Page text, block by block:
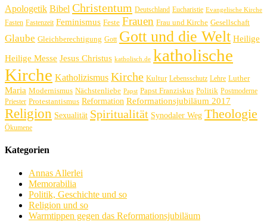
Apologetik Bibel Christentum Deutschland Eucharistie Evangelische Kirche
Fasten Fastenzeit Feminismus Feste Frauen Frau und Kirche Gesellschaft
Glaube Gleichberechtigung Gott Gott und die Welt Heilige
Heilige Messe Jesus Christus katholisch.de katholische
Kirche Katholizismus Kirche Kultur Lebensschutz Lehre Luther
Maria Modernismus Nächstenliebe Papst Papst Franziskus Politik Postmoderne
Priester Protestantismus Reformation Reformationsjubiläum 2017
Religion Sexualität Spiritualität Synodaler Weg Theologie
Ökumene
Kategorien
Annas Allerlei
Memorabilia
Politik, Geschichte und so
Religion und so
Warmtippen gegen das Reformationsjubiläum